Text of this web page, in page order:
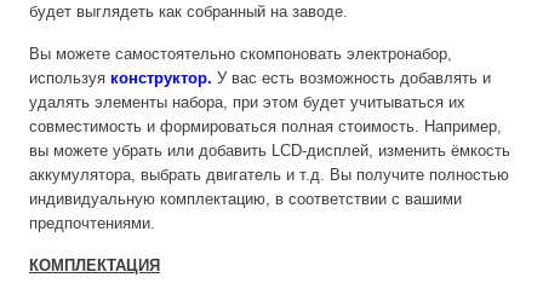
будет выглядеть как собранный на заводе.
Вы можете самостоятельно скомпоновать электронабор,
используя конструктор. У вас есть возможность добавлять и
удалять элементы набора, при этом будет учитываться их
совместимость и формироваться полная стоимость. Например,
вы можете убрать или добавить LCD-дисплей, изменить ёмкость
аккумулятора, выбрать двигатель и т.д. Вы получите полностью
индивидуальную комплектацию, в соответствии с вашими
предпочтениями.
КОМПЛЕКТАЦИЯ